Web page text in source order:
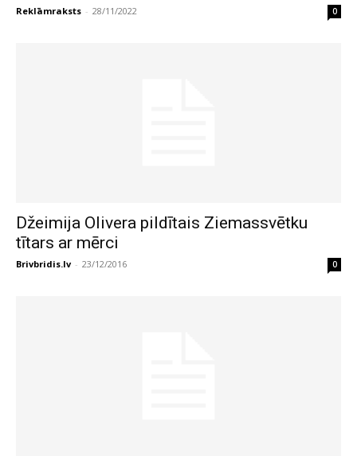
Reklāmraksts - 28/11/2022 0
Džeimija Olivera pildītais Ziemassvētku
tītars ar mērci
Brivbridis.lv - 23/12/2016 0